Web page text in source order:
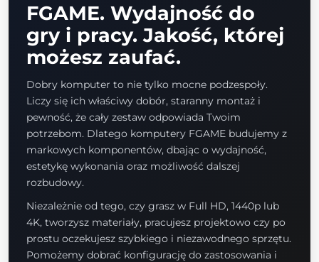
FGAME. Wydajność do
gry i pracy. Jakość, której
możesz zaufać.
Dobry komputer to nie tylko mocne podzespoły.
Liczy się ich właściwy dobór, staranny montaż i
pewność, że cały zestaw odpowiada Twoim
potrzebom. Dlatego komputery FGAME budujemy z
markowych komponentów, dbając o wydajność,
estetykę wykonania oraz możliwość dalszej
rozbudowy.
Niezależnie od tego, czy grasz w Full HD, 1440p lub
4K, tworzysz materiały, pracujesz projektowo czy po
prostu oczekujesz szybkiego i niezawodnego sprzętu.
Pomożemy dobrać konfigurację do zastosowania i